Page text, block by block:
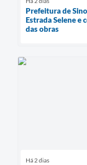
Prefeitura de
Estrada Selene e
das obras
Há 2 dias